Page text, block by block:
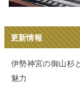
更新情報
伊勢神宮の御山杉
魅力